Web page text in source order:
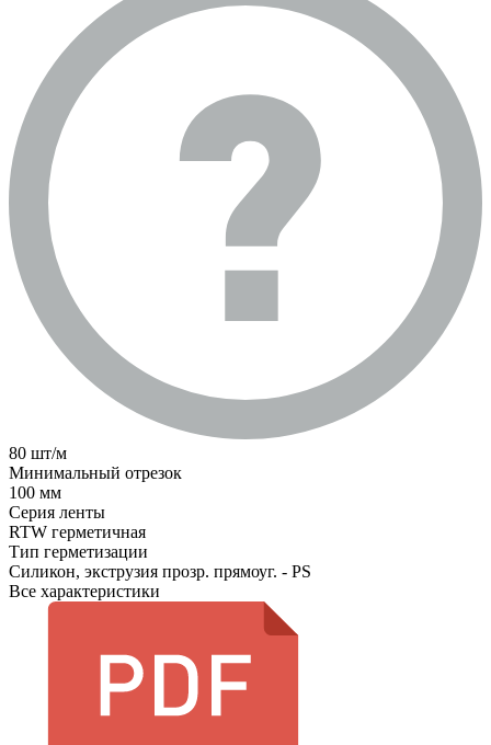
80 шт/м
Минимальный отрезок
100 мм
Серия ленты
RTW герметичная
Тип герметизации
Силикон, экструзия прозр. прямоуг. - PS
Все характеристики